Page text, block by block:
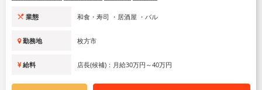
業態 和食・寿司 ・居酒屋 ・バル
勤務地 枚方市
給料 店長(候補)：月給30万円～40万円